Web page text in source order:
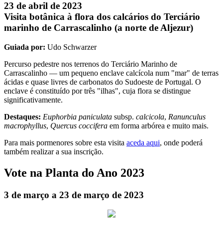
23 de abril de 2023
Visita botânica à flora dos calcários do Terciário
marinho de Carrascalinho (a norte de Aljezur)
Guiada por: Udo Schwarzer
Percurso pedestre nos terrenos do Terciário Marinho de
Carrascalinho — um pequeno enclave calcícola num "mar" de terras
ácidas e quase livres de carbonatos do Sudoeste de Portugal. O
enclave é constituído por três "ilhas", cuja flora se distingue
significativamente.
Destaques: Euphorbia paniculata subsp. calcicola, Ranunculus
macrophyllus, Quercus coccifera em forma arbórea e muito mais.
Para mais pormenores sobre esta visita aceda aqui, onde poderá
também realizar a sua inscrição.
Vote na Planta do Ano 2023
3 de março a 23 de março de 2023